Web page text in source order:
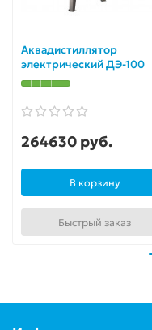
Аквадистиллятор
электрический ДЭ-100
264630 руб.
В корзину
Быстрый заказ